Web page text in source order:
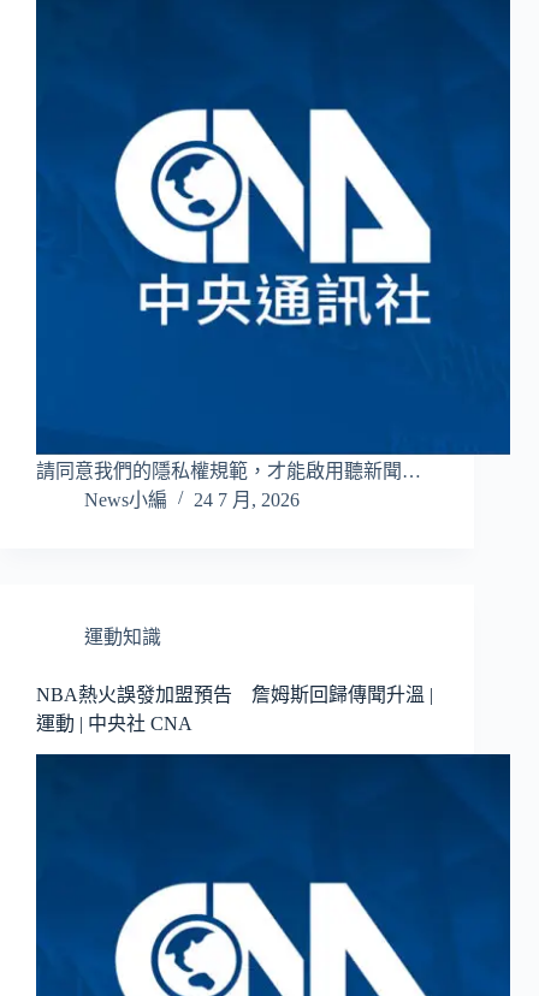
請同意我們的隱私權規範，才能啟用聽新聞…
News小編
24 7 月, 2026
運動知識
NBA熱火誤發加盟預告 詹姆斯回歸傳聞升溫 |
運動 | 中央社 CNA